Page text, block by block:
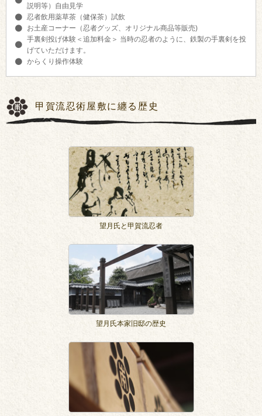
説明等）自由見学
忍者飲用薬草茶（健保茶）試飲
お土産コーナー（忍者グッズ、オリジナル商品等販売)
手裏剣投げ体験＜追加料金＞ 当時の忍者のように、鉄製の手裏剣を投
げていただけます。
からくり操作体験
甲賀流忍術屋敷に纏る歴史
望月氏と甲賀流忍者
望月氏本家旧邸の歴史